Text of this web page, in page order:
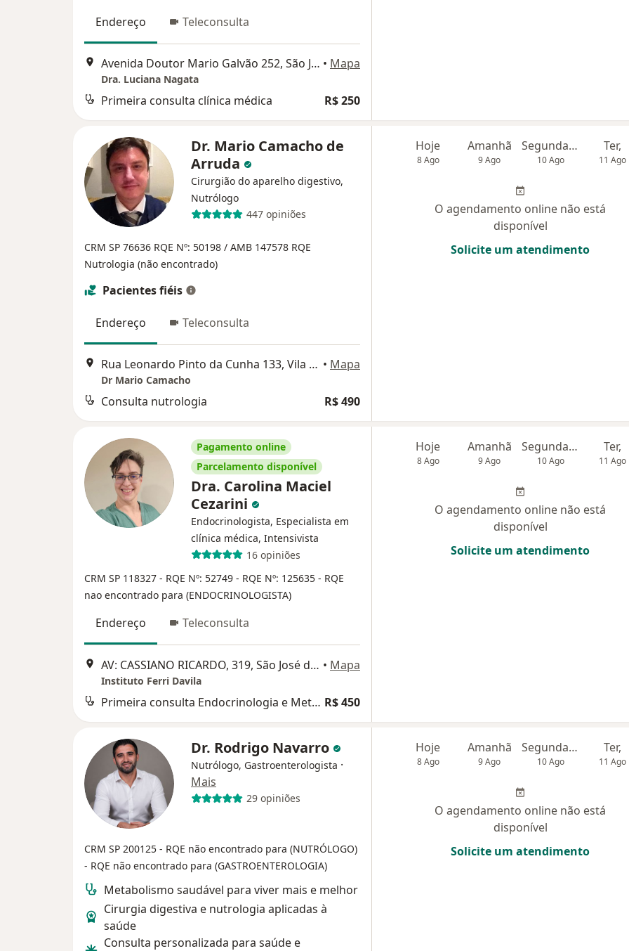
Endereço
Teleconsulta
Avenida Doutor Mario Galvão 252, São José dos Campos • Mapa
Dra. Luciana Nagata
Primeira consulta clínica médica R$ 250
Dr. Mario Camacho de
Arruda
Cirurgião do aparelho digestivo,
Nutrólogo
447 opiniões
CRM SP 76636 RQE Nº: 50198 / AMB 147578 RQE
Nutrologia (não encontrado)
Pacientes fiéis
Endereço Teleconsulta
Rua Leonardo Pinto da Cunha 133, Vila Adyana, São José dos Campos • Mapa
Dr Mario Camacho
Consulta nutrologia R$ 490
Hoje
8 Ago
Amanhã
9 Ago
Segunda-feira
10 Ago
Ter,
11 Ago
O agendamento online não está
disponível
Solicite um atendimento
Pagamento online
Parcelamento disponível
Dra. Carolina Maciel
Cezarini
Endocrinologista, Especialista em
clínica médica, Intensivista
16 opiniões
CRM SP 118327 - RQE Nº: 52749 - RQE Nº: 125635 - RQE
nao encontrado para (ENDOCRINOLOGISTA)
Endereço Teleconsulta
AV: CASSIANO RICARDO, 319, São José dos Campos • Mapa
Instituto Ferri Davila
Primeira consulta Endocrinologia e Metabologia R$ 450
Hoje
8 Ago
Amanhã
9 Ago
Segunda-feira
10 Ago
Ter,
11 Ago
O agendamento online não está
disponível
Solicite um atendimento
Dr. Rodrigo Navarro
Nutrólogo, Gastroenterologista ·
Mais
29 opiniões
CRM SP 200125 - RQE não encontrado para (NUTRÓLOGO)
- RQE não encontrado para (GASTROENTEROLOGIA)
Metabolismo saudável para viver mais e melhor
Cirurgia digestiva e nutrologia aplicadas à
saúde
Consulta personalizada para saúde e
Hoje
8 Ago
Amanhã
9 Ago
Segunda-feira
10 Ago
Ter,
11 Ago
O agendamento online não está
disponível
Solicite um atendimento